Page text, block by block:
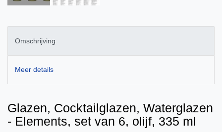
Omschrijving
Meer details
Glazen, Cocktailglazen, Waterglazen
- Elements, set van 6, olijf, 335 ml